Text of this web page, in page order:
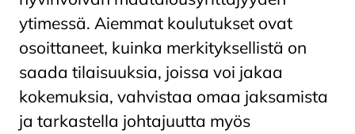
ytimessä. Aiemmat koulutukset ovat
osoittaneet, kuinka merkityksellistä on
saada tilaisuuksia, joissa voi jakaa
kokemuksia, vahvistaa omaa jaksamista
ja tarkastella johtajuutta myös